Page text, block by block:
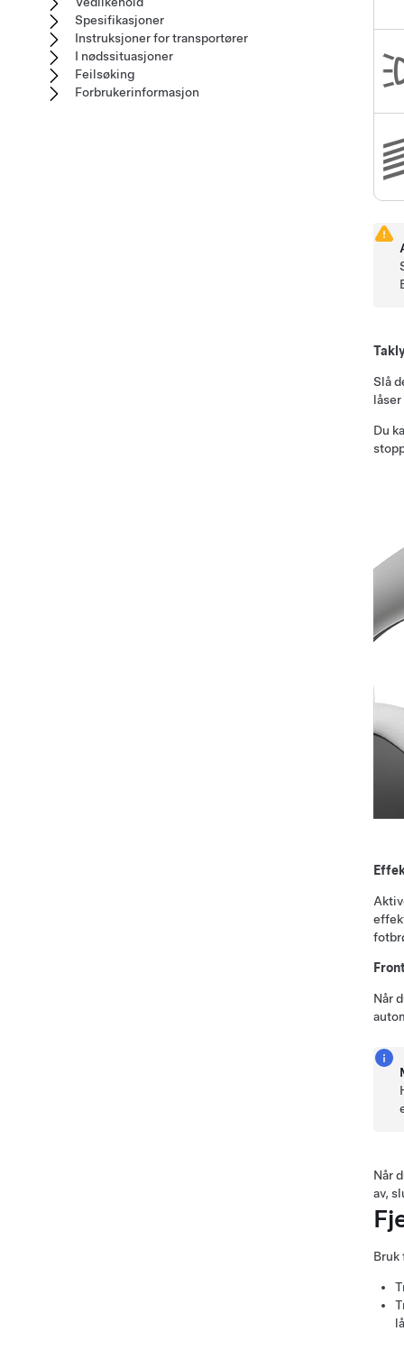
Slå
Du
Når
Når
av,
Bruk
Spesifikasjoner
Instruksjoner for transportører
I nødssituasjoner
Feilsøking
Forbrukerinformasjon